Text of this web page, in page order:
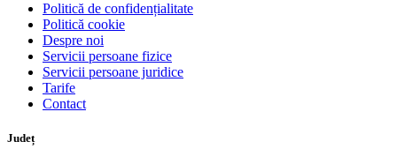
Politică de confidențialitate
Politică cookie
Despre noi
Servicii persoane fizice
Servicii persoane juridice
Tarife
Contact
Județ